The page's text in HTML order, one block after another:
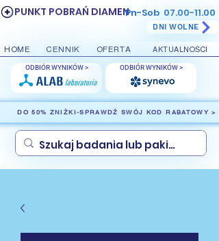
PUNKT POBRAŃ DIAMENPn-Sob 07.00-11.00
DNI WOLNE
HOME CENNIK OFERTA AKTUALNOŚCI
ODBIÓR WYNIKÓW > ODBIÓR WYNIKÓW >
DO 50% ZNIŻKI-SPRAWDŹ SWÓJ KOD RABATOWY >